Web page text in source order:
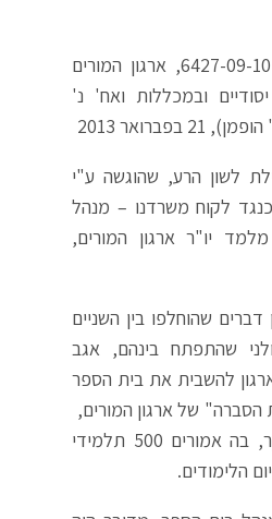
ס"ע (שלום ב"ש) 6427-09-10, ארגון המורים
ובמכללות ואח' נ'
2013
לשון הרע, שהוגשה ע"י
כנגד לקוח משרדנו – מנהל
יו"ר ארגון המורים,
שהוחלפו בין השניים
שהתפתח בינהם, אגב
להשבית את בית הספר
הסברה" של ארגון המורים,
בשעה 08:30 בבוקר, בה אמורים 500 תלמידי
הלימודים.